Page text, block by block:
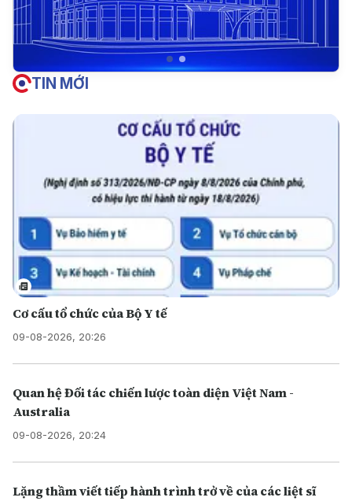
TIN MỚI
Cơ cấu tổ chức của Bộ Y tế
09-08-2026, 20:26
Quan hệ Đối tác chiến lược toàn diện Việt Nam -
Australia
09-08-2026, 20:24
Lặng thầm viết tiếp hành trình trở về của các liệt sĩ